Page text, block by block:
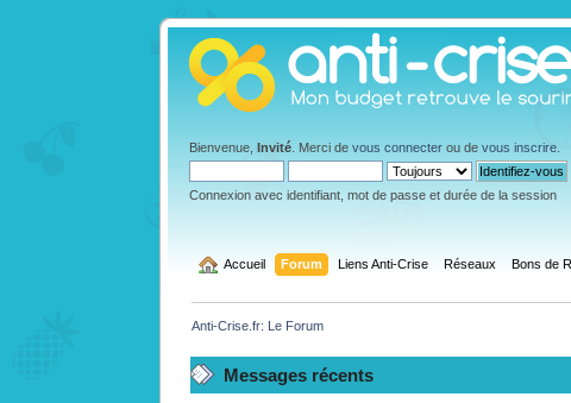
Bienvenue,Invité . Merci devous connecter ou devous inscrire
Connexion avec identifiant, mot de passe et durée de la session
Accueil Forum Liens Anti-Crise Réseaux Bons de
Anti-Crise.fr: Le Forum
Messages récents